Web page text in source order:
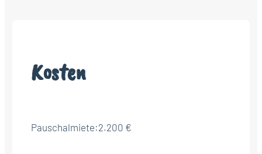
Kosten
Pauschalmiete:2.200 €